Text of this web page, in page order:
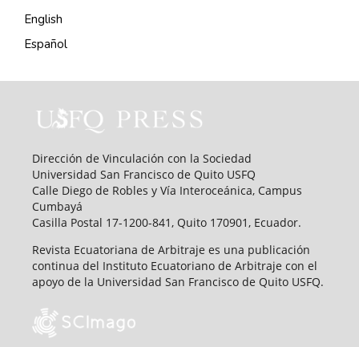
English
Español
Dirección de Vinculación con la Sociedad
Universidad San Francisco de Quito USFQ
Calle Diego de Robles y Vía Interoceánica, Campus
Cumbayá
Casilla Postal 17-1200-841, Quito 170901, Ecuador.
Revista Ecuatoriana de Arbitraje es una publicación
continua del Instituto Ecuatoriano de Arbitraje con el
apoyo de la Universidad San Francisco de Quito USFQ.